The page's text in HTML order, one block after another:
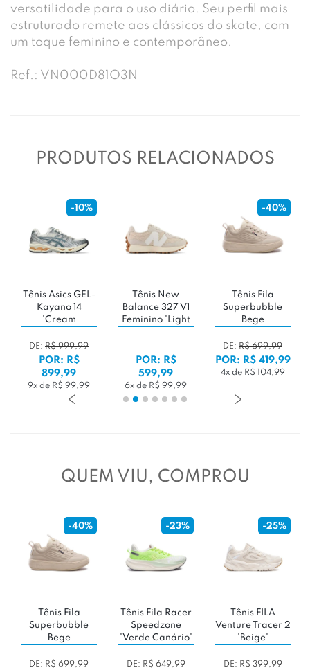
versatilidade para o uso diário. Seu perfil mais
estruturado remete aos clássicos do skate, com
um toque feminino e contemporâneo.
Ref.: VN000D81O3N
PRODUTOS RELACIONADOS
Tênis New
Balance 327 V1
Feminino 'Light
POR: R$
599,99
6x de R$ 99,99
Tênis Fila
Superbubble
Bege
POR: R$ 419,99
4x de R$ 104,99
Tênis Adidas
Campus 00s
'Wonder White'
POR: R$
699,99
QUEM VIU, COMPROU
-40%
Tênis Fila
Superbubble
Bege
DE: R$ 699,99
-23%
Tênis Fila Racer
Speedzone
'Verde Canário'
DE:R$ 649,99
-25%
Tênis FILA
Venture Tracer 2
'Beige'
DE:R$ 399,99